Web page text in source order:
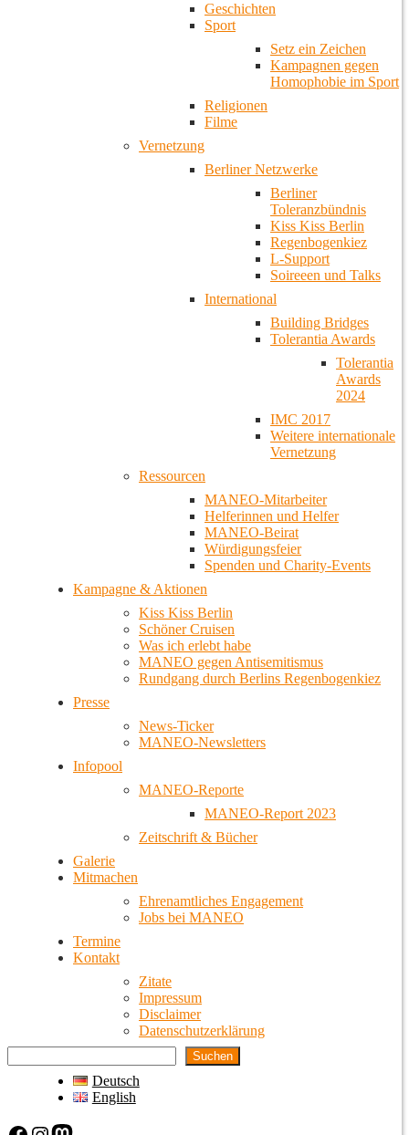
Geschichten
Sport
Setz ein Zeichen
Kampagnen gegen
Homophobie im Sport
Religionen
Filme
Vernetzung
Berliner Netzwerke
Berliner
Toleranzbündnis
Kiss Kiss Berlin
Regenbogenkiez
L-Support
Soireeen und Talks
International
Building Bridges
Tolerantia Awards
Tolerantia
Awards
2024
IMC 2017
Weitere internationale
Vernetzung
Ressourcen
MANEO-Mitarbeiter
Helferinnen und Helfer
MANEO-Beirat
Würdigungsfeier
Spenden und Charity-Events
Kampagne & Aktionen
Kiss Kiss Berlin
Schöner Cruisen
Was ich erlebt habe
MANEO gegen Antisemitismus
Rundgang durch Berlins Regenbogenkiez
Presse
News-Ticker
MANEO-Newsletters
Infopool
MANEO-Reporte
MANEO-Report 2023
Zeitschrift & Bücher
Galerie
Mitmachen
Ehrenamtliches Engagement
Jobs bei MANEO
Termine
Kontakt
Zitate
Impressum
Disclaimer
Datenschutzerklärung
Suchen
Deutsch
English